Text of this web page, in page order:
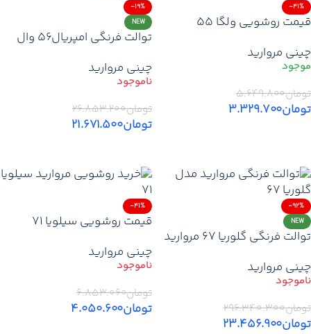
-41%
قیمت روشویی ولگا ۵۵
روکابینتی مروارید با گارانتی +
تخفیف + ارسال
چینی مروارید
تومان۵.۶۴۹.۸۰۰
تومان۳.۳۲۹.۷۰۰
-19%
NEW
توالت فرنگی امپریال۵۶ وال
هنگ امپریال با گارانتی + ارسال
چینی مروارید
تومان۲۶.۸۵۳.۲۰۰
تومان۲۱.۶۷۱.۵۰۰
-92%
NEW
توالت فرنگی گلوریا ۶۷ مروارید
مدرن و جدید مروارید + گارانتی
+ تخفیف + ارسال
چینی مروارید
تومان۲۹۶.۳۴۰.۳۰۰
تومان۲۳.۴۵۶.۹۰۰
-41%
قیمت روشویی سیلویا ۷۱
مروارید با گارانتی + تخفیف +
ارسال سریع
چینی مروارید
تومان۶.۸۵۳.۰۶۰
تومان۴.۰۵۰.۶۰۰